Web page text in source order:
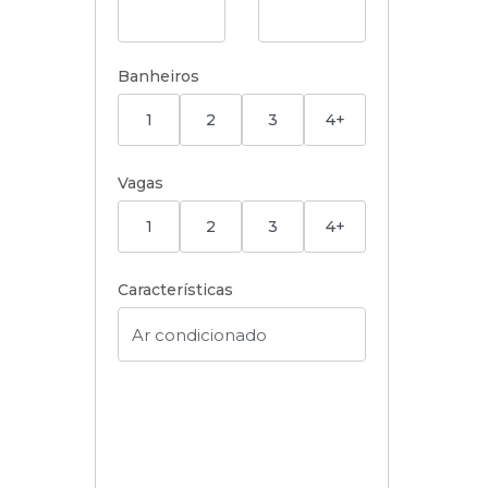
Banheiros
1 2 3 4+
Vagas
1 2 3 4+
Características